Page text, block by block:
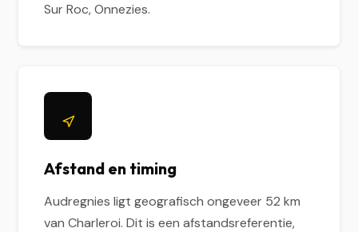
Sur Roc, Onnezies.
Afstand en timing
Audregnies ligt geografisch ongeveer 52 km
van Charleroi. Dit is een afstandsreferentie,